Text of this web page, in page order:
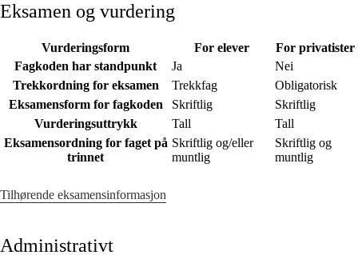
Eksamen og vurdering
Vurderingsform For elever
For privatister
Fagkoden har standpunkt
Ja
Nei
Trekkordning for eksamen
Trekkfag
Obligatorisk
Eksamensform for fagkoden
Skriftlig
Skriftlig
Vurderingsuttrykk
Tall
Tall
Eksamensordning for faget på
trinnet
Skriftlig og/eller
muntlig
Skriftlig og
muntlig
Tilhørende eksamensinformasjon
Administrativt